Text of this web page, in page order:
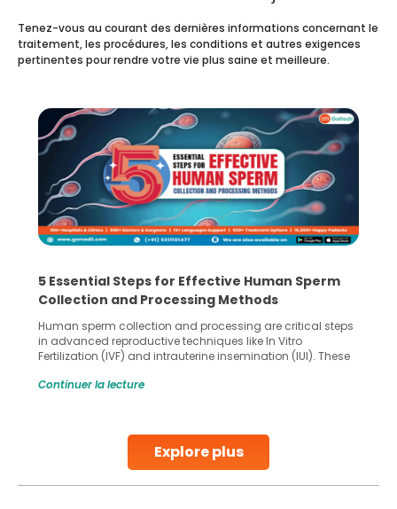
Explore plus
Tenez-vous au courant des dernières informations concernant le
traitement, les procédures, les conditions et autres exigences
pertinentes pour rendre votre vie plus saine et meilleure.
5 Essential Steps for Effective Human Sperm
Collection and Processing Methods
Human sperm collection and processing are critical steps
in advanced reproductive techniques like In Vitro
Fertilization (IVF) and intrauterine insemination (IUI). These
challenges and help couples achieve their dream of
collected, they process the
Continuer la lecture